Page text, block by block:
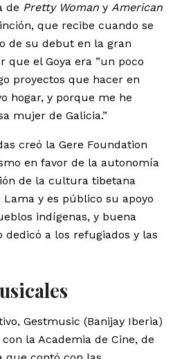
de Pretty Woman y American
que recibe cuando se
de su debut en la gran
que el Goya era ”un poco
proyectos que hacer en
hogar, y porque me he
mujer de Galicia.”
creó la Gere Foundation
en favor de la autonomía
de la cultura tibetana
y es público su apoyo
indígenas, y buena
a los refugiados y las
Gestmusic (Banijay Iberia)
la Academia de Cine, de